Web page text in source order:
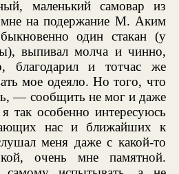
маленький самовар из
на подержание М. Аким
один стакан (у
выпивал молча и чинно,
благодарил и тотчас же
мое одеяло. Но того, что
— сообщить не мог и даже
так особенно интересуюсь
нас и ближайших к
меня даже с какой-то
очень мне памятной.